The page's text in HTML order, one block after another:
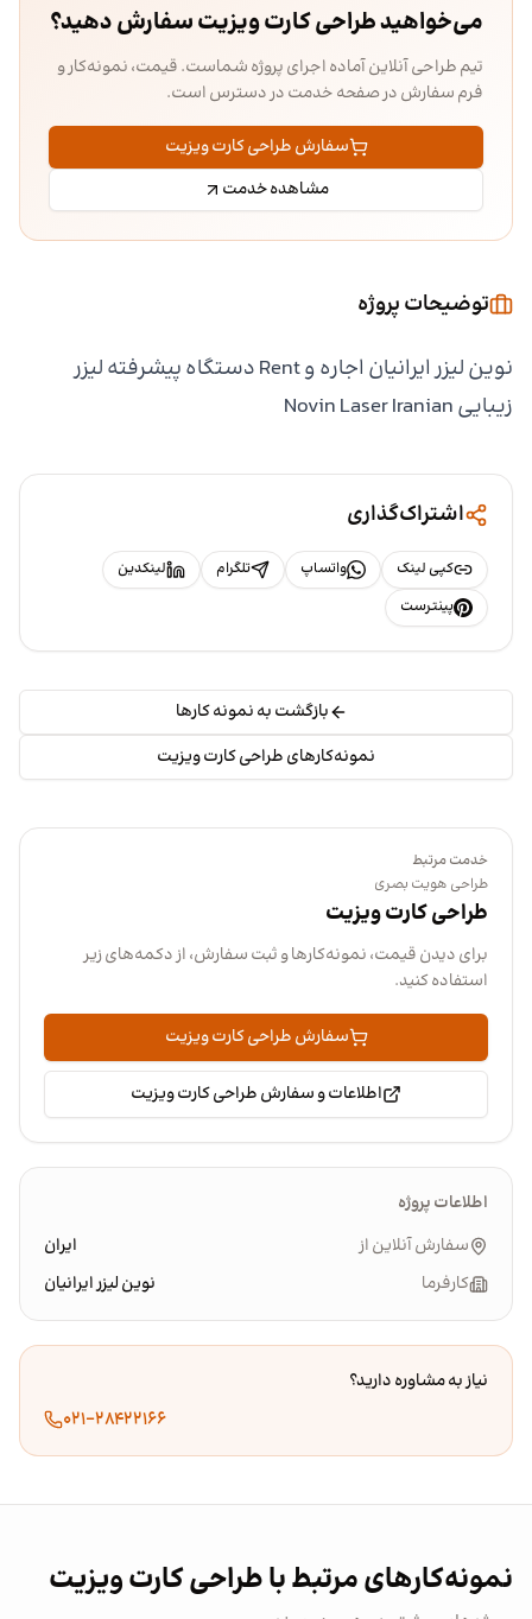
می‌خواهید طراحی کارت ویزیت سفارش دهید؟
تیم طراحی آنلاین آماده اجرای پروژه شماست. قیمت، نمونه‌کار و
فرم سفارش در صفحه خدمت در دسترس است.
سفارش طراحی کارت ویزیت
مشاهده خدمت
توضیحات پروژه
نوین لیزر ایرانیان اجاره و Rent دستگاه پیشرفته لیزر
زیبایی Novin Laser Iranian
اشتراک‌گذاری
کپی لینک واتساپ تلگرام
لینکدین
پینترست
بازگشت به نمونه کارها
نمونه‌کارهای طراحی کارت ویزیت
خدمت مرتبط
طراحی هویت بصری
طراحی کارت ویزیت
برای دیدن قیمت، نمونه‌کارها و ثبت سفارش، از دکمه‌های زیر
استفاده کنید.
سفارش طراحی کارت ویزیت
اطلاعات و سفارش طراحی کارت ویزیت
اطلاعات پروژه
سفارش آنلاین از
ایران
کارفرما
نوین لیزر ایرانیان
نیاز به مشاوره دارید؟
۰۲۱-۲۸۴۲۲۱۶۶
نمونه‌کارهای مرتبط با طراحی کارت ویزیت